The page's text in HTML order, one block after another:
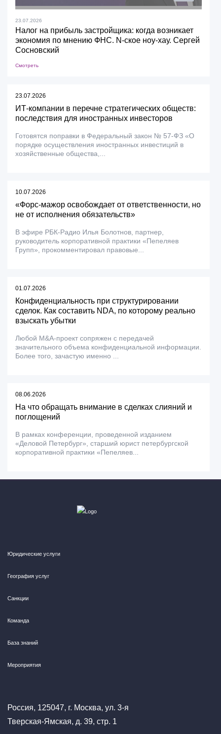
23.07.2026
Налог на прибыль застройщика: когда возникает
экономия по мнению ФНС. N-ское ноу-хау. Сергей
Сосновский
Смотреть
23.07.2026
ИТ-компании в перечне стратегических обществ:
последствия для иностранных инвесторов
Готовятся поправки в Федеральный закон № 57-ФЗ «О
порядке осуществления иностранных инвестиций в
хозяйственные общества,...
10.07.2026
«Форс-мажор освобождает от ответственности, но
не от исполнения обязательств»
В эфире РБК-Радио Илья Болотнов, партнер,
руководитель корпоративной практики «Пепеляев
Групп», прокомментировал правовые...
01.07.2026
Конфиденциальность при структурировании
сделок. Как составить NDA, по которому реально
взыскать убытки
Любой M&A-проект сопряжен с передачей
значительного объема конфиденциальной информации.
Более того, зачастую именно ...
08.06.2026
На что обращать внимание в сделках слияний и
поглощений
В рамках конференции, проведенной изданием
«Деловой Петербург», старший юрист петербургской
корпоративной практики «Пепеляев...
Юридические услуги
География услуг
Санкции
Команда
База знаний
Мероприятия
Россия, 125047, г. Москва, ул. 3-я
Тверская-Ямская, д. 39, стр. 1